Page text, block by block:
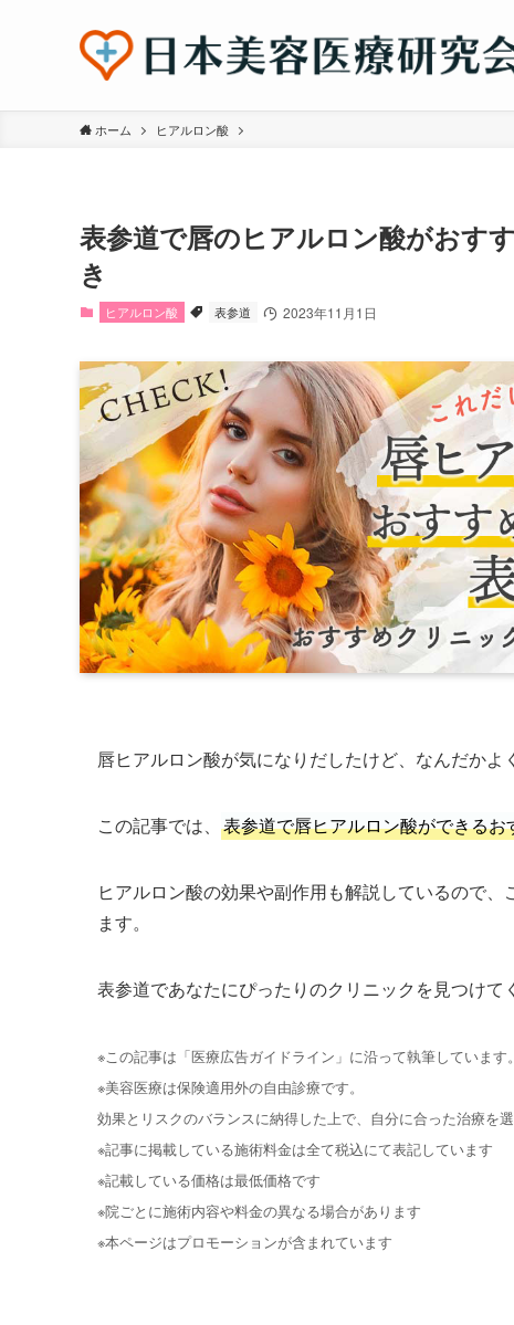
ホーム ヒアルロン酸
表参道で唇のヒアルロン酸がおす
き
ヒアルロン酸 表参道 2023年11月1日
唇ヒアルロン酸が気になりだしたけど、なんだか
この記事では、 表参道で唇ヒアルロン酸ができるお
ヒアルロン酸の効果や副作用も解説しているので
ます。
表参道であなたにぴったりのクリニックを見つけて
※この記事は「医療広告ガイドライン」に沿って執筆しています。
※美容医療は保険適用外の自由診療です。
効果とリスクのバランスに納得した上で、自分に合った治療を選
※記事に掲載している施術料金は全て税込にて表記しています
※記載している価格は最低価格です
※院ごとに施術内容や料金の異なる場合があります
※本ページはプロモーションが含まれています